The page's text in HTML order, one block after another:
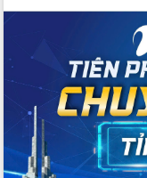
Tổ chức trang trọng Lễ hội
Lương Văn Chánh năm 2026
Phó Bí thư Tỉnh ủy Đắk Lắk
Huy giữ chức Bí thư Đảng
Nhân dân tỉnh
Bệnh án điện tử thúc đẩy
số y tế tại Đắk Lắk
Chuyển đổi số thư viện: Mở
không gian tri thức trong